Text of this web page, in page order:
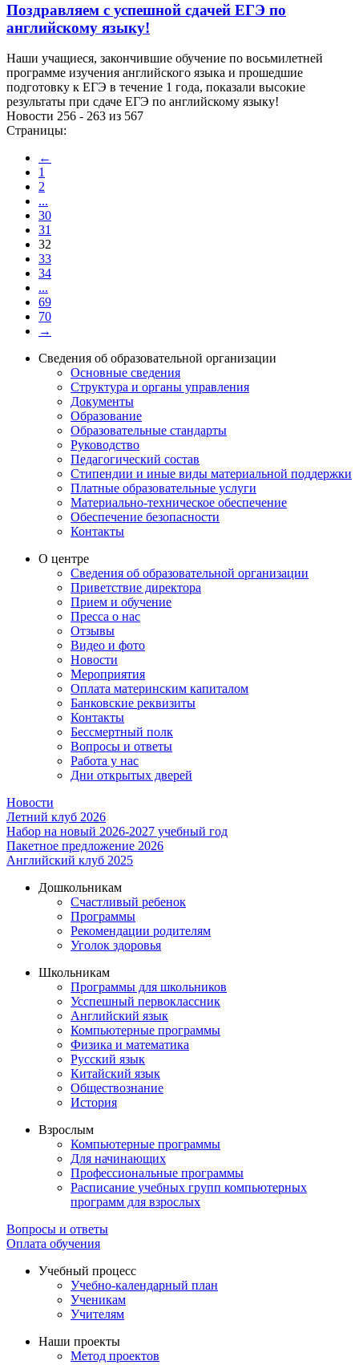
Поздравляем с успешной сдачей ЕГЭ по
английскому языку!
Наши учащиеся, закончившие обучение по восьмилетней
программе изучения английского языка и прошедшие
подготовку к ЕГЭ в течение 1 года, показали высокие
результаты при сдаче ЕГЭ по английскому языку!
Новости 256 - 263 из 567
Страницы:
←
1
2
...
30
31
32
33
34
...
69
70
→
Сведения об образовательной организации
Основные сведения
Структура и органы управления
Документы
Образование
Образовательные стандарты
Руководство
Педагогический состав
Стипендии и иные виды материальной поддержки
Платные образовательные услуги
Материально-техническое обеспечение
Обеспечение безопасности
Контакты
О центре
Сведения об образовательной организации
Приветствие директора
Прием и обучение
Пресса о нас
Отзывы
Видео и фото
Новости
Мероприятия
Оплата материнским капиталом
Банковские реквизиты
Контакты
Бессмертный полк
Вопросы и ответы
Работа у нас
Дни открытых дверей
Новости
Летний клуб 2026
Набор на новый 2026-2027 учебный год
Пакетное предложение 2026
Английский клуб 2025
Дошкольникам
Счастливый ребенок
Программы
Рекомендации родителям
Уголок здоровья
Школьникам
Программы для школьников
Усспешный первоклассник
Английский язык
Компьютерные программы
Физика и математика
Русский язык
Китайский язык
Обществознание
История
Взрослым
Компьютерные программы
Для начинающих
Профессиональные программы
Расписание учебных групп компьютерных
программ для взрослых
Вопросы и ответы
Оплата обучения
Учебный процесс
Учебно-календарный план
Ученикам
Учителям
Наши проекты
Метод проектов